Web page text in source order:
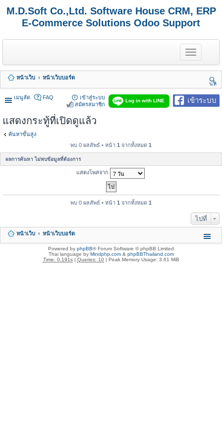
M.D.Soft Co.,Ltd. Software House CRM, ERP
E-Commerce Solutions Odoo Support
T
o
g
e
n
a
n
หน้าเว็บ
หน้าเว็บบอร์ด
นห
า
เมนูลัด
เข้าระบบ
Log in with LINE
FAQ
เข้าสู่ระบบ
สมัครสมาชิก
แสดงกระทู้ที่เปิดดูแล้ว
ค้นหาขั้นสูง
พบ 0 ผลลัพธ์ • หน้า 1 จากทั้งหมด 1
ผลการค้นหา ไม่พบข้อมูลที่ต้องการ
แสดงโพสจาก
พบ 0 ผลลัพธ์ • หน้า 1 จากทั้งหมด 1
ไปที่
หน้าเว็บ หน้าเว็บบอร์ด
Powered by phpBB® Forum Software © phpBB Limited
Thai language by Mindphp.com& phpBBThailand.com
Time: 0.191s| Queries: 10| Peak Memory Usage: 3.61 MiB